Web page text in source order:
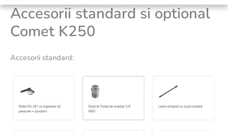
Accesorii standard si optional
Comet K250
Accesorii standard: